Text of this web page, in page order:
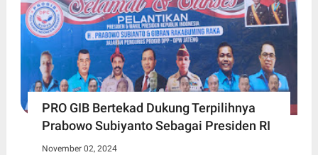
PRO GIB Bertekad Dukung Terpilihnya
Prabowo Subiyanto Sebagai Presiden RI
November 02, 2024